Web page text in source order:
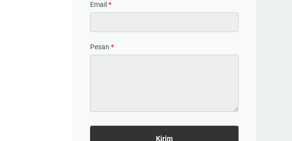
Email *
Pesan *